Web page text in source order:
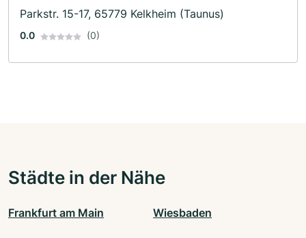
Parkstr. 15-17, 65779 Kelkheim (Taunus)
0.0 (0)
Städte in der Nähe
Frankfurt am Main Wiesbaden